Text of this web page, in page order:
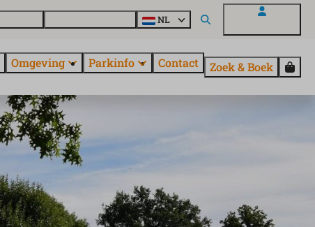
NL
Omgeving Parkinfo Contact Zoek & Boek